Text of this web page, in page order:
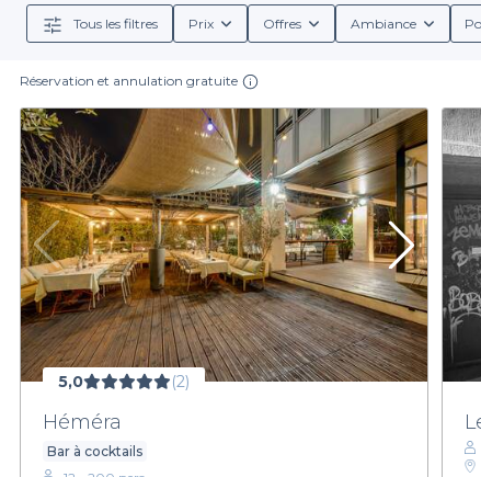
Nous vous offrons également la possibilité de
Ne laissez pas le stress de l’organisation vous
maintenant notre sélection et laissez-vous
disponibles
Tous les filtres Prix Offres Ambiance
Réservation et annulation gratuite
5,0 (2)
Héméra
Bar à cocktails